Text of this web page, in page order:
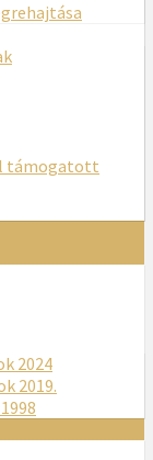
támogatott
2024
2019.